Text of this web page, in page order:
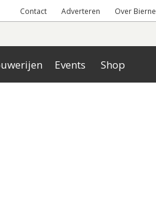
Contact Adverteren Over
Events Shop